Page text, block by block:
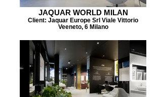
JAQUAR WORLD MILAN
Client: Jaquar Europe Srl Viale Vittorio
Veeneto, 6 Milano